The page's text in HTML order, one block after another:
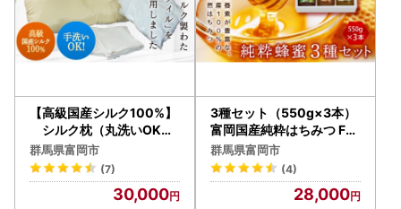
【高級国産シルク100%】
シルク枕（丸洗いOK／
高さ調整機能付き） F20E
-269
群馬県富岡市
(7)
30,000
3種セット（550g×3本）
富岡国産純粋はちみつ F2
0E-053
群馬県富岡市
(4)
28,000